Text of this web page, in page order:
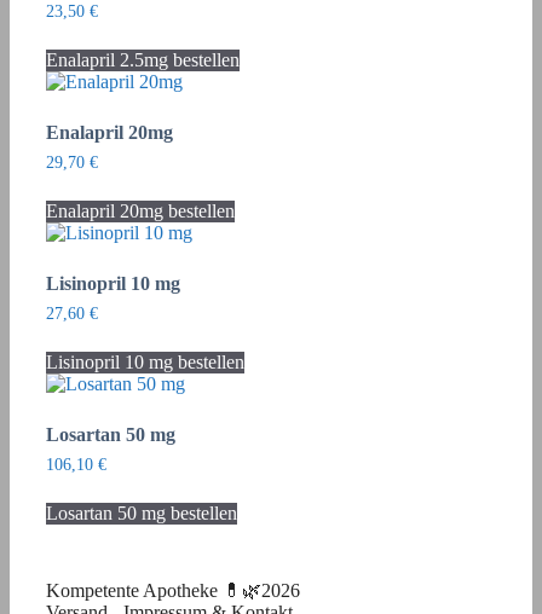
23,50 €
Enalapril 2.5mg bestellen
Enalapril 20mg
29,70 €
Enalapril 20mg bestellen
Lisinopril 10 mg
27,60 €
Lisinopril 10 mg bestellen
Losartan 50 mg
106,10 €
Losartan 50 mg bestellen
Kompetente Apotheke 💊🌿2026